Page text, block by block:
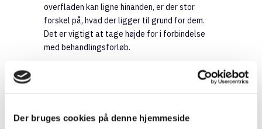
Der bruges cookies på denne hjemmeside
overfladen kan ligne hinanden, er der stor
forskel på, hvad der ligger til grund for dem.
Det er vigtigt at tage højde for i forbindelse
med behandlingsforløb.